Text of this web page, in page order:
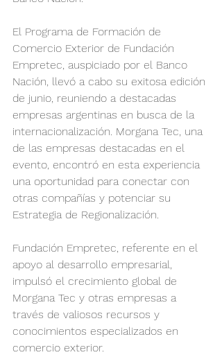
El Programa de Formación de
Comercio Exterior de Fundación
Empretec, auspiciado por el Banco
Nación, llevó a cabo su exitosa edición
de junio, reuniendo a destacadas
empresas argentinas en busca de la
internacionalización. Morgana Tec, una
de las empresas destacadas en el
evento, encontró en esta experiencia
una oportunidad para conectar con
otras compañías y potenciar su
Estrategia de Regionalización.
Fundación Empretec, referente en el
apoyo al desarrollo empresarial,
impulsó el crecimiento global de
Morgana Tec y otras empresas a
través de valiosos recursos y
conocimientos especializados en
comercio exterior.